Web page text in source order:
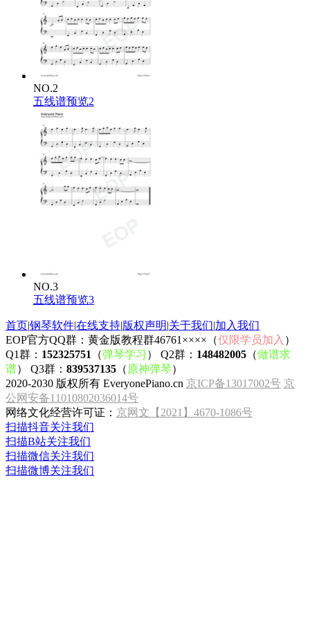
NO.2
五线谱预览2
NO.3
五线谱预览3
首页|钢琴软件|在线支持|版权声明|关于我们|加入我们
EOP官方QQ群：黄金版教程群46761××××（仅限学员加入 ）
Q1群： 152325751 （弹琴学习 ） Q2群： 148482005 （做谱求
谱） Q3群： 839537135 （ 原神弹琴）
2020-2030 版权所有 EveryonePiano.cn 京ICP备13017002号 京
公网安备11010802036014号
网络文化经营许可证： 京网文【2021】4670-1086号
扫描抖音关注我们
扫描B站关注我们
扫描微信关注我们
扫描微博关注我们